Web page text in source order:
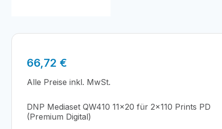
66,72 €
Alle Preise inkl. MwSt.
DNP Mediaset QW410 11×20 für 2×110 Prints PD
(Premium Digital)